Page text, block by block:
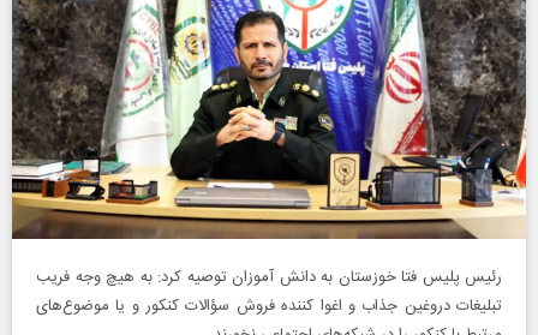
رئیس پلیس فتا خوزستان به دانش آموزان توصیه کرد: به هیچ وجه فریب
تبلیغات دروغین جذاب و اغوا کننده فروش سؤالات کنکور و یا موضوع‌های